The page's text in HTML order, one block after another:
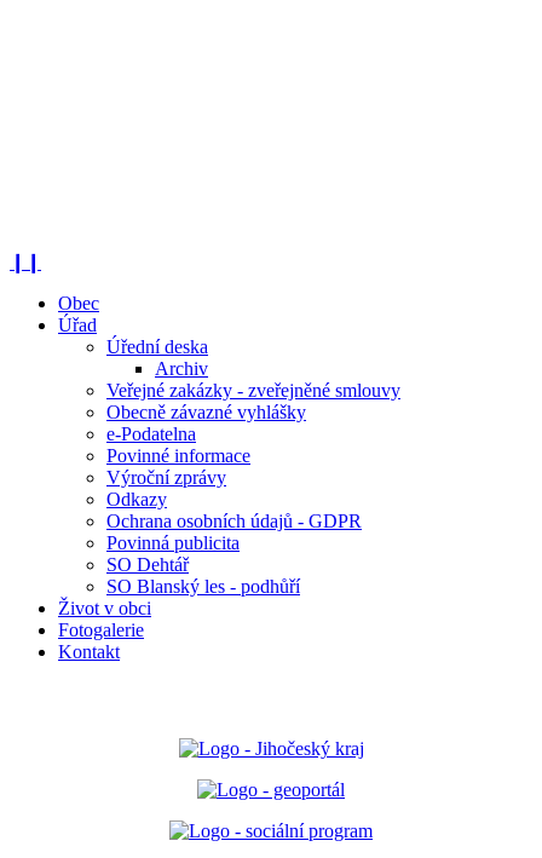
Obec
Úřad
Úřední deska
Archiv
Veřejné zakázky - zveřejněné smlouvy
Obecně závazné vyhlášky
e-Podatelna
Povinné informace
Výroční zprávy
Odkazy
Ochrana osobních údajů - GDPR
Povinná publicita
SO Dehtář
SO Blanský les - podhůří
Život v obci
Fotogalerie
Kontakt